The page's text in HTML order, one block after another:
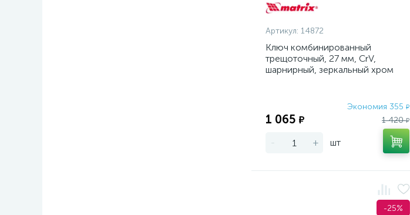
Артикул: 14872
Ключ комбинированный
трещоточный, 27 мм, CrV,
шарнирный, зеркальный хром
Экономия 355 ₽
1 065 ₽ 1 420₽
- + шт
-25%